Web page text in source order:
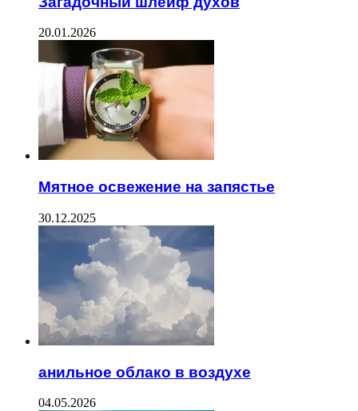
20.01.2026
Мятное освежение на запястье
30.12.2025
анильное облако в воздухе
04.05.2026